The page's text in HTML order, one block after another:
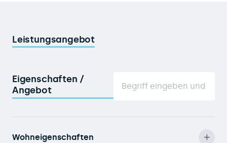
Leistungsangebot
Eigenschaften /
Angebot
Wohneigenschaften